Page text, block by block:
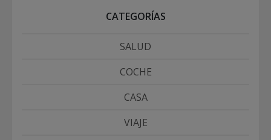
CATEGORÍAS
SALUD
COCHE
CASA
VIAJE